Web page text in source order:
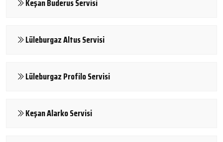
Lüleburgaz Altus Servisi
Lüleburgaz Profilo Servisi
Keşan Alarko Servisi